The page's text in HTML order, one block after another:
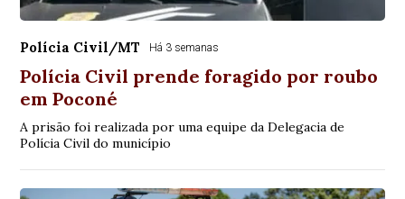
Polícia Civil/MT Há 3 semanas
Polícia Civil prende foragido por roubo
em Poconé
A prisão foi realizada por uma equipe da Delegacia de
Polícia Civil do município